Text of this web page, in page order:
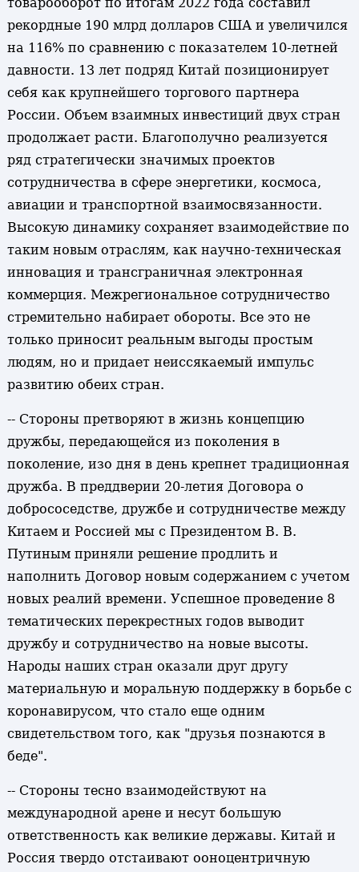
рекордные 190 млрд долларов США и увеличился
на 116% по сравнению с показателем 10-летней
давности. 13 лет подряд Китай позиционирует
себя как крупнейшего торгового партнера
России. Объем взаимных инвестиций двух стран
продолжает расти. Благополучно реализуется
ряд стратегически значимых проектов
сотрудничества в сфере энергетики, космоса,
авиации и транспортной взаимосвязанности.
Высокую динамику сохраняет взаимодействие по
таким новым отраслям, как научно-техническая
инновация и трансграничная электронная
коммерция. Межрегиональное сотрудничество
стремительно набирает обороты. Все это не
только приносит реальным выгоды простым
людям, но и придает неиссякаемый импульс
развитию обеих стран.
-- Стороны претворяют в жизнь концепцию
дружбы, передающейся из поколения в
поколение, изо дня в день крепнет традиционная
дружба. В преддверии 20-летия Договора о
добрососедстве, дружбе и сотрудничестве между
Китаем и Россией мы с Президентом В. В.
Путиным приняли решение продлить и
наполнить Договор новым содержанием с учетом
новых реалий времени. Успешное проведение 8
тематических перекрестных годов выводит
дружбу и сотрудничество на новые высоты.
Народы наших стран оказали друг другу
материальную и моральную поддержку в борьбе с
коронавирусом, что стало еще одним
свидетельством того, как "друзья познаются в
беде".
-- Стороны тесно взаимодействуют на
международной арене и несут большую
ответственность как великие державы. Китай и
Россия твердо отстаивают ооноцентричную